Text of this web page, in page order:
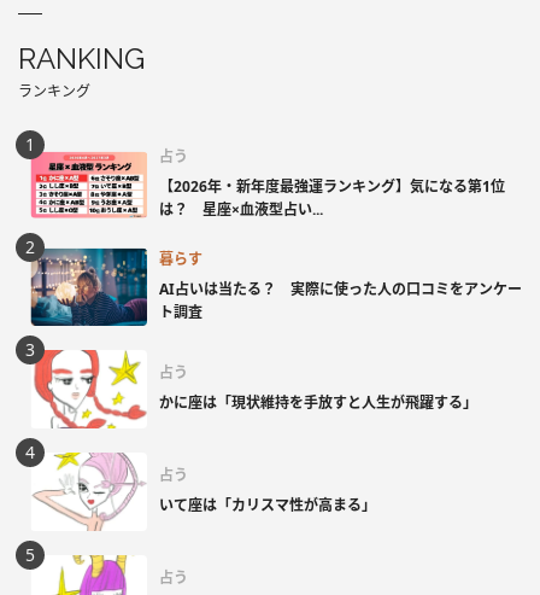
RANKING
ランキング
占う
【2026年・新年度最強運ランキング】気になる第1位
は？ 星座×血液型占い...
暮らす
AI占いは当たる？ 実際に使った人の口コミをアンケー
ト調査
占う
かに座は「現状維持を手放すと人生が飛躍する」
占う
いて座は「カリスマ性が高まる」
占う